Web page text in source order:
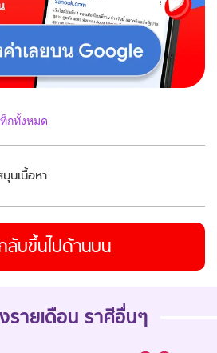
กทั้งหมด
นเนื้อหา
ลับขึ้นไปด้านบน
รายเดือน ราศีอื่นๆ